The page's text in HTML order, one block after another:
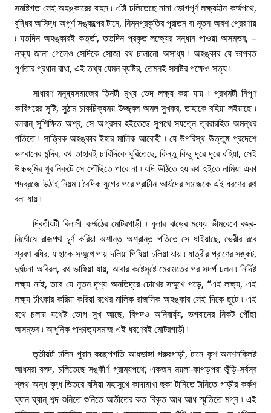
সমষ্টিগত সেই অহঙ্কারের বাহন ৷ এটী চলিতেছে নানা ভােগপূর্ণ লক্ষ্যহীন কৰ্ম্মপথে,
বুদ্ধির অসিদ্ধ অপূর্ণ সঙ্কল্পের টানে, নিম্নপ্রকৃতির পুরাতন বা নূতন অবশ প্রেরণায়
৷ যতদিন অহঙ্কারই কৰ্ত্তা, ততদিন প্রকৃত লক্ষ্যের সন্ধান পাওয়া অসম্ভব, –
লক্ষ্য জানা গেলেও সেদিকে সােজা রথ চালানাে অসাধ্য ৷ অহঙ্কার যে ভাগবত
পূর্ণতার প্রধান বাধা, এই তথ্য যেমন ব্যষ্টির, তেমনই সমষ্টির পক্ষেও সত্য ৷
সাধারণ মনুষ্যসমাজের তিনটী মুখ্য ভেদ লক্ষ্য করা যায় ৷ প্রথমটী নিপুণ
কারিগরের সৃষ্টি, সুঠাম চাকচিক্যময় উজ্জ্বল অমল সুখকর, তাহাকে বহিয়া লইয়াছে ৷
বলবান্ সুশিক্ষিত অশ্ব, সে অগ্রসর হইতেছে সুপথে সযত্নে ত্বরারহিত অমন্থর
গতিতে ৷ সাত্ত্বিক অহঙ্কার ইহার মালিক আরােহী ৷ যে উপরিস্থ উত্তুঙ্গ প্রদেশে
ভগবানের মন্দির, রথ তাহারই চারিদিকে ঘুরিতেছে, কিন্তু কিছু দূরে দূরে রহিয়া, সেই
উচ্চভূমির খুব নিকটে সে পৌঁছিতে পারে না ৷ যদি উঠিতে হয় রথ হইতে নামিয়া একা
পদব্রজে উঠাই নিয়ম ৷ বৈদিক যুগের পরে প্রাচীন আর্যদের সমাজকে এই ধরণের রথ
বলা যায় ৷
দ্বিতীয়টী বিলাসী কৰ্ম্মঠের মােটরগাড়ী ৷ ধূলার ঝড়ের মধ্যে ভীমবেগে বজ্র-
নির্ঘোষে রাজপথ চূর্ণ করিয়া অশান্ত অশ্রান্ত গতিতে সে ধাইয়াছে, ভেরীর রবে
শ্রবণ বধির, যাহাকে সম্মুখে পায় দলিয়া পিষিয়া চলিয়া যায় ৷ যাত্রীর প্রাণের সঙ্কট,
দুর্ঘটনা অবিরল, রথ ভাঙ্গিয়া যায়, আবার কষ্টেসৃষ্টে মেরামতের পর সদর্প চলন ৷ নির্দিষ্ট
লক্ষ্য নাই, তবে যে নূতন দৃশ্য অনতিদূরে চোখের সম্মুখে পড়ে, “এই লক্ষ্য, এই
লক্ষ্য চীৎকার করিয়া করিয়া রথের মালিক রাজসিক অহঙ্কার সেই দিকে ছুটে ৷ এই
রথে চলায় যথেষ্ট ভােগ সুখ আছে, বিপদও অনিবাৰ্য্য, ভগবানের নিকট পৌঁছা
অসম্ভব ৷ আধুনিক পাশ্চাত্যসমাজ এই ধরণেরই মােটরগাড়ী ৷
তৃতীয়টী মলিন পুরান কচ্ছপগতি আধভাঙ্গা গরুরগাড়ী, টানে কৃশ অনশনক্লিষ্ট
আধমরা বলদ, চলিতেছে সঙ্কীর্ণ গ্রাম্যপথে; একজন ময়লা-কাপড়পরা ভূঁড়ি-সৰ্বস্ব
শ্লথ অন্ধ বৃদ্ধ ভিতরে বসিয়া মহাসুখে কাদামাখা হুকা টানিতে টানিতে গাড়ীর কর্কশ
ঘ্যান ঘ্যান্ শব্দ শুনিতে শুনিতে অতীতের কত বিকৃত আধ আধ স্মৃতিতে মগ্ন ৷ এই